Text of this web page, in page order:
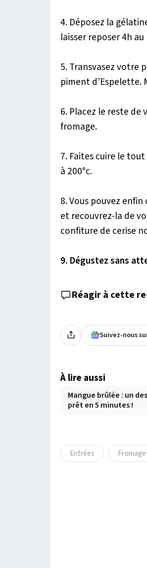
4. Déposez la
laisser reposer 4h
5. Transvasez votre
piment d’Espelette.
6. Placez le reste
fromage.
7. Faites cuire le
à 200°c.
8. Vous pouvez
et recouvrez-la de
confiture de cerise
9. Dégustez sans
Réagir à cette
Suivez-nous
À lire aussi
Mangue brûlée : un
prêt en 5 minutes !
Entrées Fromage